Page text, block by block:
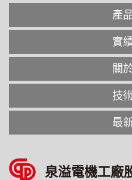
產
實
關
技
最
泉溢電機工廠